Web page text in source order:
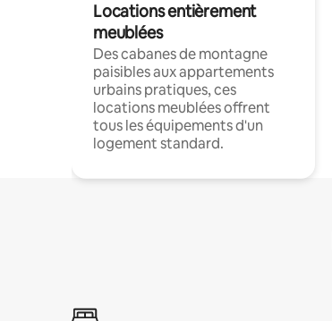
Locations entièrement
meublées
Des cabanes de montagne
paisibles aux appartements
urbains pratiques, ces
locations meublées offrent
tous les équipements d'un
logement standard.